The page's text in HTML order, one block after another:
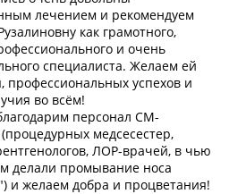
лечением и рекомендуем
как грамотного,
и очень
специалиста. Желаем ей
профессиональных успехов и
во всём!
персонал СМ-
медсесестер,
ЛОР-врачей, в чью
делали промывание носа
и желаем добра и процветания!